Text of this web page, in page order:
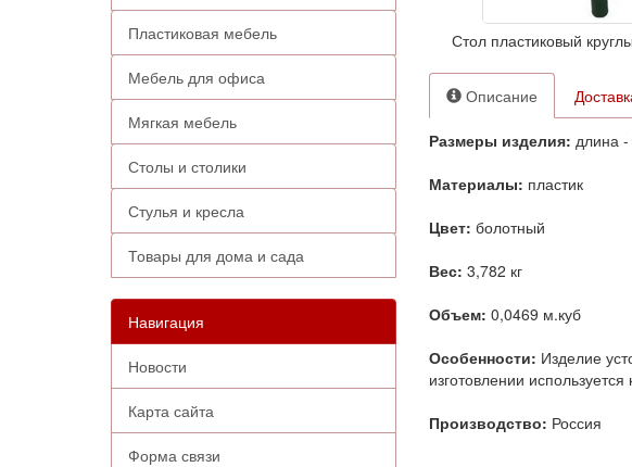
Пластиковая мебель
Мебель для офиса
Мягкая мебель
Столы и столики
Стулья и кресла
Товары для дома и сада
Навигация
Новости
Карта сайта
Форма связи
Стол пластиковый
Описание
Размеры изделия: длина
Материалы: пластик
Цвет: болотный
Вес: 3,782 кг
Объем: 0,0469 м.куб
Особенности: Изделие
изготовлении
Производство: Россия